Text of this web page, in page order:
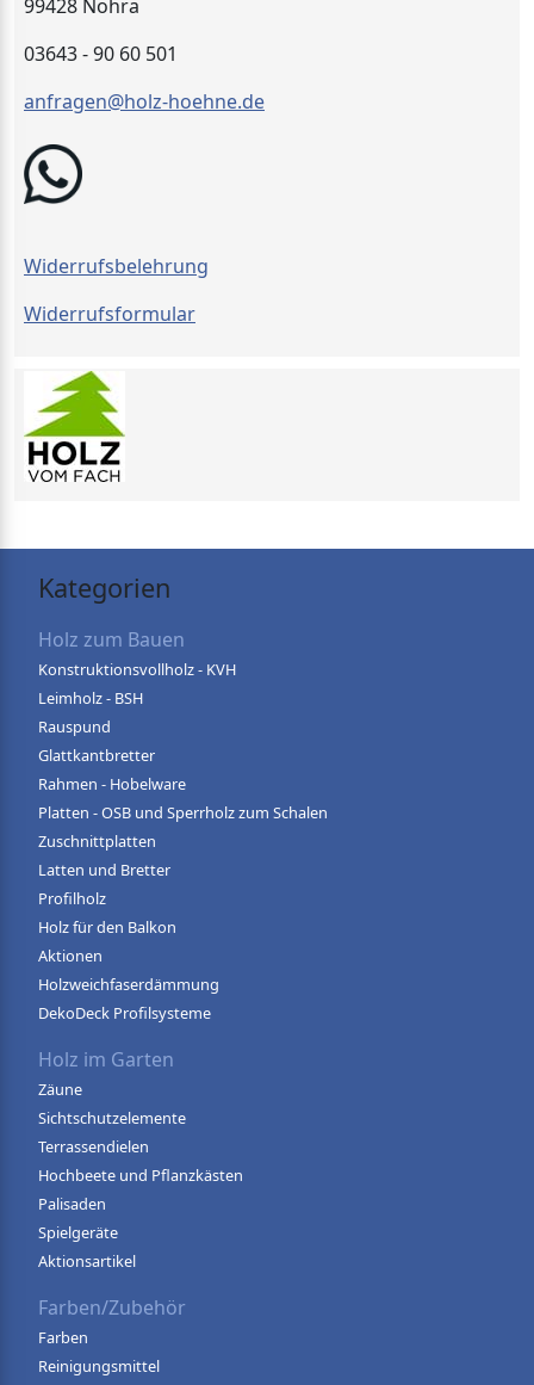
99428 Nohra
03643 - 90 60 501
anfragen@holz-hoehne.de
Widerrufsbelehrung
Widerrufsformular
Kategorien
Holz zum Bauen
Konstruktionsvollholz - KVH
Leimholz - BSH
Rauspund
Glattkantbretter
Rahmen - Hobelware
Platten - OSB und Sperrholz zum Schalen
Zuschnittplatten
Latten und Bretter
Profilholz
Holz für den Balkon
Aktionen
Holzweichfaserdämmung
DekoDeck Profilsysteme
Holz im Garten
Zäune
Sichtschutzelemente
Terrassendielen
Hochbeete und Pflanzkästen
Palisaden
Spielgeräte
Aktionsartikel
Farben/Zubehör
Farben
Reinigungsmittel